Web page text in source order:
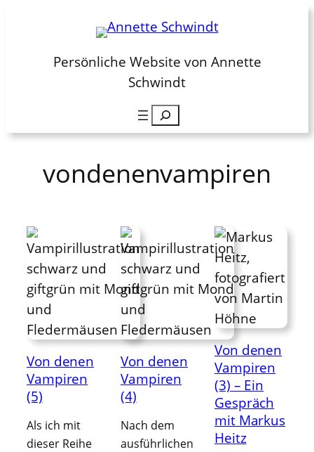
springenPersönliche Website von Annette
Schwindt
Suchen
vondenenvampiren
Von denen
Vampiren
(5)
Als ich mit
dieser Reihe
Von denen
Vampiren
(4)
Nach dem
ausführlichen
Von denen
Vampiren
(3) – Ein
Gespräch
mit Markus
Heitz